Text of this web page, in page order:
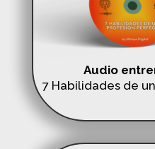
Audio
7 Habilidades de